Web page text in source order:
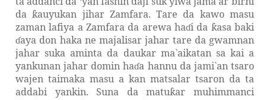
daƙauyukan jihar Zamfara. Tare da kawo masu
zaman lafiya a Zamfara da arewa haɗi da ƙasa baki
ɗaya don haka ne majalisar jahar tare da gwamnan
jahar suka aminta da daukar ma`aikatan sa kai a
yankunan jahar domin haɗa hannu da jami`an tsaro
wajen taimaka masu a kan matsalar tsaron da ta
addabi yankin. Suna da matuƙar muhimmanci